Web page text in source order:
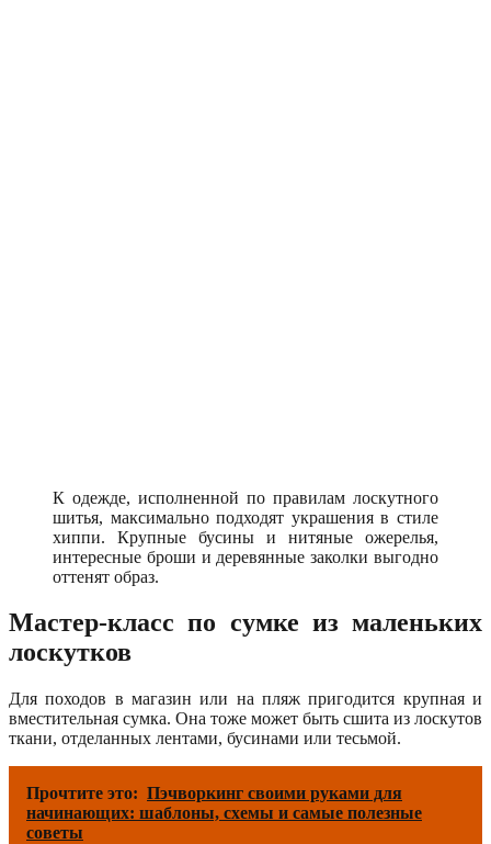
К одежде, исполненной по правилам лоскутного
шитья, максимально подходят украшения в стиле
хиппи. Крупные бусины и нитяные ожерелья,
интересные броши и деревянные заколки выгодно
оттенят образ.
Мастер-класс по сумке из маленьких
лоскутков
Для походов в магазин или на пляж пригодится крупная и
вместительная сумка. Она тоже может быть сшита из лоскутов
ткани, отделанных лентами, бусинами или тесьмой.
Прочтите это: Пэчворкинг своими руками для
начинающих: шаблоны, схемы и самые полезные
советы